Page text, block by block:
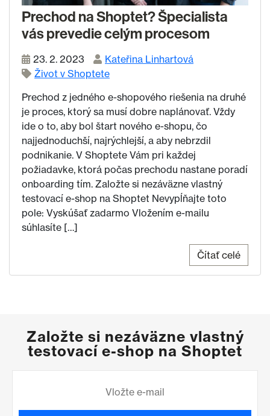
Prechod na Shoptet? Špecialista
vás prevedie celým procesom
23. 2. 2023
Kateřina Linhartová
Život v Shoptete
Prechod z jedného e-shopového riešenia na druhé
je proces, ktorý sa musí dobre naplánovať. Vždy
ide o to, aby bol štart nového e-shopu, čo
najjednoduchší, najrýchlejší, a aby nebrzdil
podnikanie. V Shoptete Vám pri každej
požiadavke, ktorá počas prechodu nastane poradí
onboarding tím. Založte si nezáväzne vlastný
testovací e-shop na Shoptet Nevypĺňajte toto
pole: Vyskúšať zadarmo Vložením e-mailu
súhlasíte […]
Čítať celé
Založte si nezáväzne vlastný
testovací e-shop na Shoptet